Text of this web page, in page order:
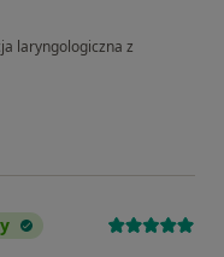
laryngologiczna z